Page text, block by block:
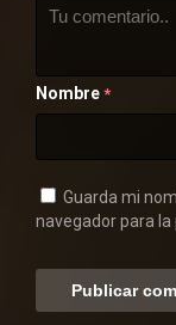
Nombre *
Guarda mi
navegador para la